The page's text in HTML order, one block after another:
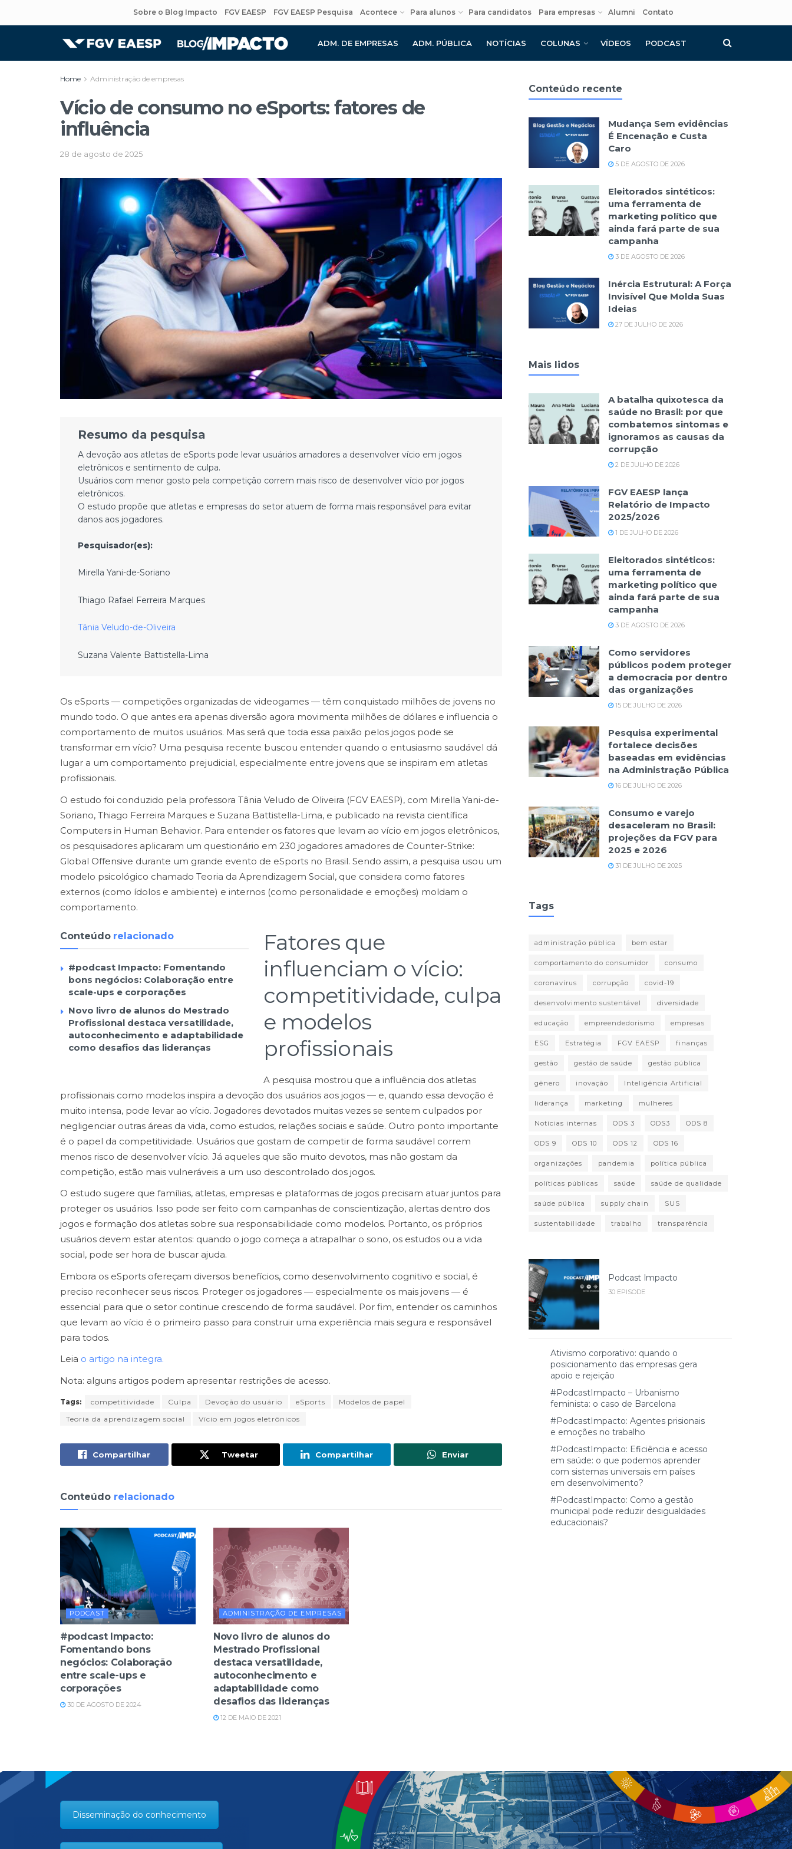
Sobre o Blog Impacto FGV EAESP FGV EAESP Pesquisa Acontece Para alunos Para candidatos Para empresas Alumni Contato
ADM. DE EMPRESAS ADM. PÚBLICA NOTÍCIAS COLUNAS VÍDEOS PODCAST
Home Administração de empresas
Vício de consumo no eSports: fatores de
influência
28 de agosto de 2025
Resumo da pesquisa
A devoção aos atletas de eSports pode levar usuários amadores a desenvolver vício em jogos
eletrônicos e sentimento de culpa.
Usuários com menor gosto pela competição correm mais risco de desenvolver vício por jogos
eletrônicos.
O estudo propõe que atletas e empresas do setor atuem de forma mais responsável para evitar
danos aos jogadores.
Pesquisador(es):
Mirella Yani-de-Soriano
Thiago Rafael Ferreira Marques
Tânia Veludo-de-Oliveira
Suzana Valente Battistella-Lima
Os eSports — competições organizadas de videogames — têm conquistado milhões de jovens no
mundo todo. O que antes era apenas diversão agora movimenta milhões de dólares e influencia o
comportamento de muitos usuários. Mas será que toda essa paixão pelos jogos pode se
transformar em vício? Uma pesquisa recente buscou entender quando o entusiasmo saudável dá
lugar a um comportamento prejudicial, especialmente entre jovens que se inspiram em atletas
profissionais.
O estudo foi conduzido pela professora Tânia Veludo de Oliveira (FGV EAESP), com Mirella Yani-de-
Soriano, Thiago Ferreira Marques e Suzana Battistella-Lima, e publicado na revista científica
Computers in Human Behavior. Para entender os fatores que levam ao vício em jogos eletrônicos,
os pesquisadores aplicaram um questionário em 230 jogadores amadores de Counter-Strike:
Global Offensive durante um grande evento de eSports no Brasil. Sendo assim, a pesquisa usou um
modelo psicológico chamado Teoria da Aprendizagem Social, que considera como fatores
externos (como ídolos e ambiente) e internos (como personalidade e emoções) moldam o
comportamento.
Conteúdo relacionado
#podcast Impacto: Fomentando
bons negócios: Colaboração entre
scale-ups e corporações
Novo livro de alunos do Mestrado
Profissional destaca versatilidade,
autoconhecimento e adaptabilidade
como desafios das lideranças
Fatores que
influenciam o vício:
competitividade, culpa
e modelos
profissionais
A pesquisa mostrou que a influência dos atletas
profissionais como modelos inspira a devoção dos usuários aos jogos — e, quando essa devoção é
muito intensa, pode levar ao vício. Jogadores devotados muitas vezes se sentem culpados por
negligenciar outras áreas da vida, como estudos, relações sociais e saúde. Outro ponto importante
é o papel da competitividade. Usuários que gostam de competir de forma saudável correm
menos risco de desenvolver vício. Já aqueles que são muito devotos, mas não gostam da
competição, estão mais vulneráveis a um uso descontrolado dos jogos.
O estudo sugere que famílias, atletas, empresas e plataformas de jogos precisam atuar juntos para
proteger os usuários. Isso pode ser feito com campanhas de conscientização, alertas dentro dos
jogos e formação dos atletas sobre sua responsabilidade como modelos. Portanto, os próprios
usuários devem estar atentos: quando o jogo começa a atrapalhar o sono, os estudos ou a vida
social, pode ser hora de buscar ajuda.
Embora os eSports ofereçam diversos benefícios, como desenvolvimento cognitivo e social, é
preciso reconhecer seus riscos. Proteger os jogadores — especialmente os mais jovens — é
essencial para que o setor continue crescendo de forma saudável. Por fim, entender os caminhos
que levam ao vício é o primeiro passo para construir uma experiência mais segura e responsável
para todos.
Leia o artigo na integra.
Nota: alguns artigos podem apresentar restrições de acesso.
Tags: competitividade Culpa Devoção do usuário eSports
Modelos de papel
Teoria da aprendizagem social
Vício em jogos eletrônicos
Compartilhar Tweetar Compartilhar Enviar
Conteúdo relacionado
PODCAST
#podcast Impacto:
Fomentando bons
negócios: Colaboração
entre scale-ups e
corporações
30 DE AGOSTO DE 2024
ADMINISTRAÇÃO DE EMPRESAS
Novo livro de alunos do
Mestrado Profissional
destaca versatilidade,
autoconhecimento e
adaptabilidade como
desafios das lideranças
12 DE MAIO DE 2021
Conteúdo recente
Mudança Sem evidências
É Encenação e Custa
Caro
5 DE AGOSTO DE 2026
Eleitorados sintéticos:
uma ferramenta de
marketing político que
ainda fará parte de sua
campanha
3 DE AGOSTO DE 2026
Inércia Estrutural: A Força
Invisível Que Molda Suas
Ideias
27 DE JULHO DE 2026
Mais lidos
A batalha quixotesca da
saúde no Brasil: por que
combatemos sintomas e
ignoramos as causas da
corrupção
2 DE JULHO DE 2026
FGV EAESP lança
Relatório de Impacto
2025/2026
1 DE JULHO DE 2026
Eleitorados sintéticos:
uma ferramenta de
marketing político que
ainda fará parte de sua
campanha
3 DE AGOSTO DE 2026
Como servidores
públicos podem proteger
a democracia por dentro
das organizações
15 DE JULHO DE 2026
Pesquisa experimental
fortalece decisões
baseadas em evidências
na Administração Pública
16 DE JULHO DE 2026
Consumo e varejo
desaceleram no Brasil:
projeções da FGV para
2025 e 2026
31 DE JULHO DE 2025
Tags
administração pública bem estar
comportamento do consumidor consumo
coronavírus corrupção covid-19
desenvolvimento sustentável diversidade
educação empreendedorismo empresas
ESG Estratégia FGV EAESP finanças
gestão gestão de saúde gestão pública
gênero inovação Inteligência Artificial
liderança marketing mulheres
Notícias internas ODS 3 ODS3 ODS 8
ODS 9 ODS 10 ODS 12 ODS 16
organizações pandemia política pública
políticas públicas saúde saúde de qualidade
saúde pública supply chain SUS
sustentabilidade trabalho transparência
Podcast Impacto
30 EPISODE
Ativismo corporativo: quando o
posicionamento das empresas gera
apoio e rejeição
#PodcastImpacto – Urbanismo
feminista: o caso de Barcelona
#PodcastImpacto: Agentes prisionais
e emoções no trabalho
#PodcastImpacto: Eficiência e acesso
em saúde: o que podemos aprender
com sistemas universais em países
em desenvolvimento?
#PodcastImpacto: Como a gestão
municipal pode reduzir desigualdades
educacionais?
Disseminação do conhecimento